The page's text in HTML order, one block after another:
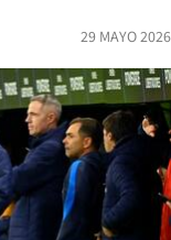
29 MAYO 2026